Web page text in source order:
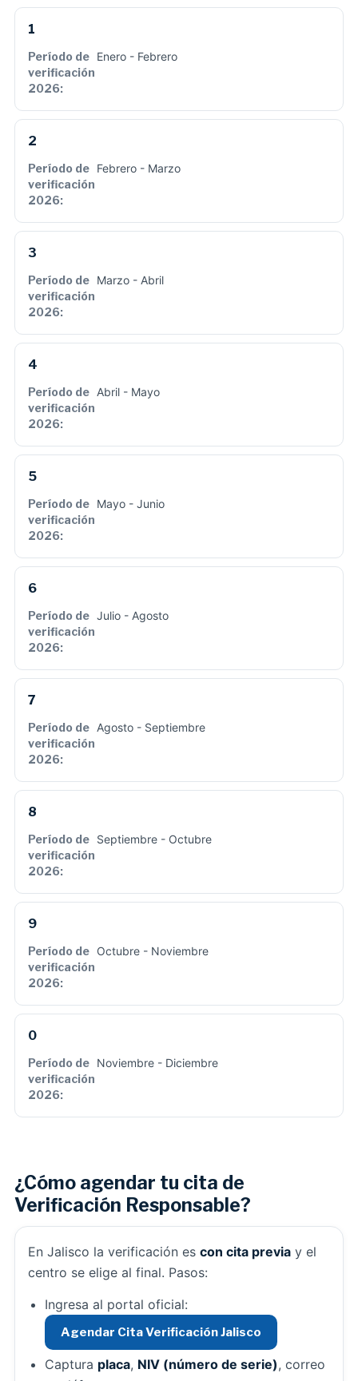
1
Enero - Febrero
2
Febrero - Marzo
3
Marzo - Abril
4
Abril - Mayo
5
Mayo - Junio
6
Julio - Agosto
7
Agosto - Septiembre
8
Septiembre - Octubre
9
Octubre - Noviembre
0
Noviembre - Diciembre
¿Cómo agendar tu cita de
Verificación Responsable?
En Jalisco la verificación es con cita previa y el
centro se elige al final. Pasos:
Ingresa al portal oficial:
Agendar Cita Verificación Jalisco
Captura placa, NIV (número de serie), correo